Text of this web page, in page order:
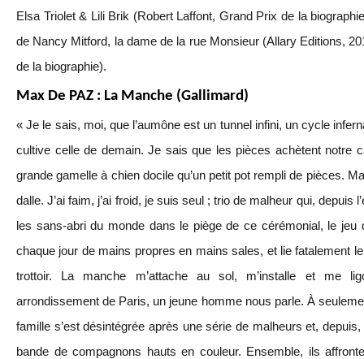
Elsa Triolet & Lili Brik (Robert Laffont, Grand Prix de la
de Nancy Mitford, la dame de la rue Monsieur (Allary Editions,
de la biographie).
Max De PAZ : La Manche (Gallimard)
« Je le sais, moi, que l’aumône est un tunnel infini, un cycle
cultive celle de demain. Je sais que les pièces achètent notre
grande gamelle à chien docile qu’un petit pot rempli de pièces.
dalle. J’ai faim, j’ai froid, je suis seul ; trio de malheur qui, depuis
les sans-abri du monde dans le piège de ce cérémonial, le jeu
chaque jour de mains propres en mains sales, et lie fatalement
trottoir. La manche m’attache au sol, m’installe et me
arrondissement de Paris, un jeune homme nous parle. À
famille s’est désintégrée après une série de malheurs et,
bande de compagnons hauts en couleur. Ensemble, ils